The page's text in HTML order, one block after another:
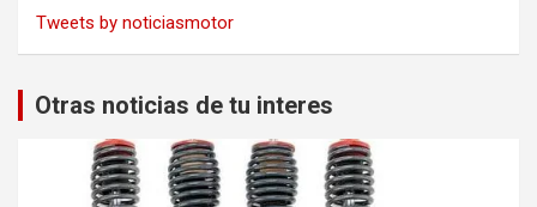
Tweets by noticiasmotor
Otras noticias de tu interes